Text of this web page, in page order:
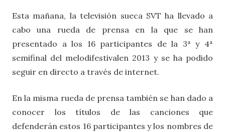
Esta mañana, la televisión sueca SVT ha llevado a
cabo una rueda de prensa en la que se han
presentado a los 16 participantes de la 3ª y 4ª
semifinal del melodifestivalen 2013 y se ha podido
seguir en directo a través de internet.
En la misma rueda de prensa también se han dado a
conocer los títulos de las canciones que
defenderán estos 16 participantes y los nombres de